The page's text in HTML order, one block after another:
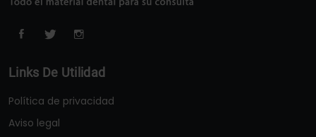
Links De Utilidad
Política de privacidad
Aviso legal